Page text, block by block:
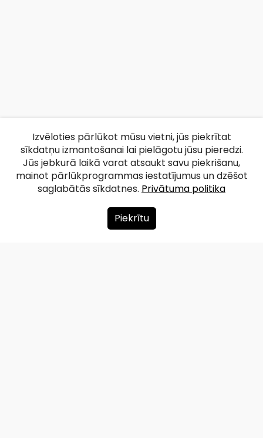
Par mums
Izvēloties pārlūkot mūsu vietni, jūs piekrītat
sīkdatņu izmantošanai lai pielāgotu jūsu pieredzi.
Jūs jebkurā laikā varat atsaukt savu piekrišanu,
mainot pārlūkprogrammas iestatījumus un dzēšot
saglabātās sīkdatnes. Privātuma politika
Piekrītu